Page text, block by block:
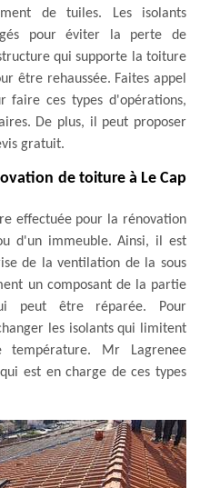
de tuiles. Les isolants
pour éviter la perte de
qui supporte la toiture
être rehaussée. Faites appel
faire ces types d'opérations,
De plus, il peut proposer
gratuit.
de toiture à Le Cap
effectuée pour la rénovation
d'un immeuble. Ainsi, il est
de la ventilation de la sous
un composant de la partie
peut être réparée. Pour
les isolants qui limitent
température. Mr Lagrenee
est en charge de ces types